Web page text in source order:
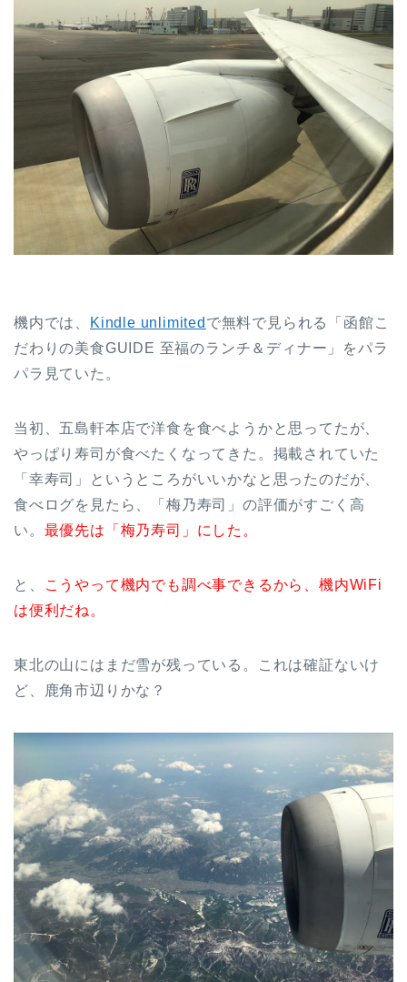
機内では、 Kindle unlimited で無料で見られる「函館こ
だわりの美食GUIDE 至福のランチ＆ディナー」をパラ
パラ見ていた。
当初、五島軒本店で洋食を食べようかと思ってたが、
やっぱり寿司が食べたくなってきた。掲載されていた
「幸寿司」というところがいいかなと思ったのだが、
食べログを見たら、「梅乃寿司」の評価がすごく高
い。 最優先は「梅乃寿司」にした。
と、
こうやって機内でも調べ事できるから、機内WiFi
は便利だね。
東北の山にはまだ雪が残っている。これは確証ないけ
ど、鹿角市辺りかな？